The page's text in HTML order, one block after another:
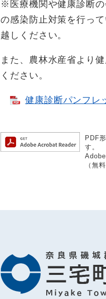
※医療機関や健康診断
の感染防止対策を行っ
越しください。
また、農林水産省より
ください。
健康診断パンフレ
PDF
す。
（無料